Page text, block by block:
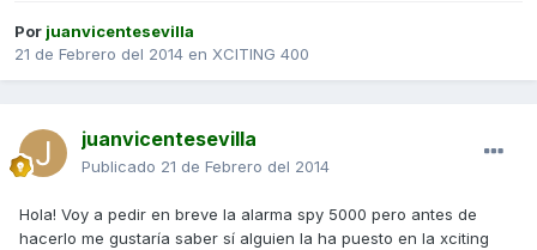
Por juanvicentesevilla
21 de Febrero del 2014 en XCITING 400
juanvicentesevilla
Publicado 21 de Febrero del 2014
Hola! Voy a pedir en breve la alarma spy 5000 pero antes de
hacerlo me gustaría saber sí alguien la ha puesto en la xciting